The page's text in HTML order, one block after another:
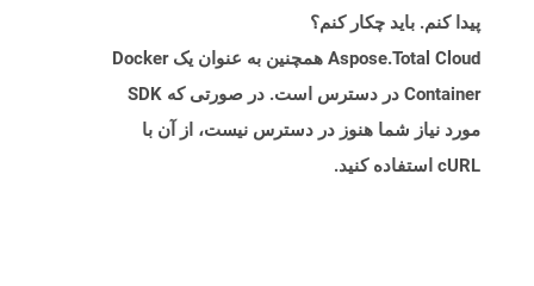
پیدا کنم. باید چکار کنم؟
Aspose.Total Cloud همچنین به عنوان یک Docker
Container در دسترس است. در صورتی که SDK
مورد نیاز شما هنوز در دسترس نیست، از آن با
cURL استفاده کنید.